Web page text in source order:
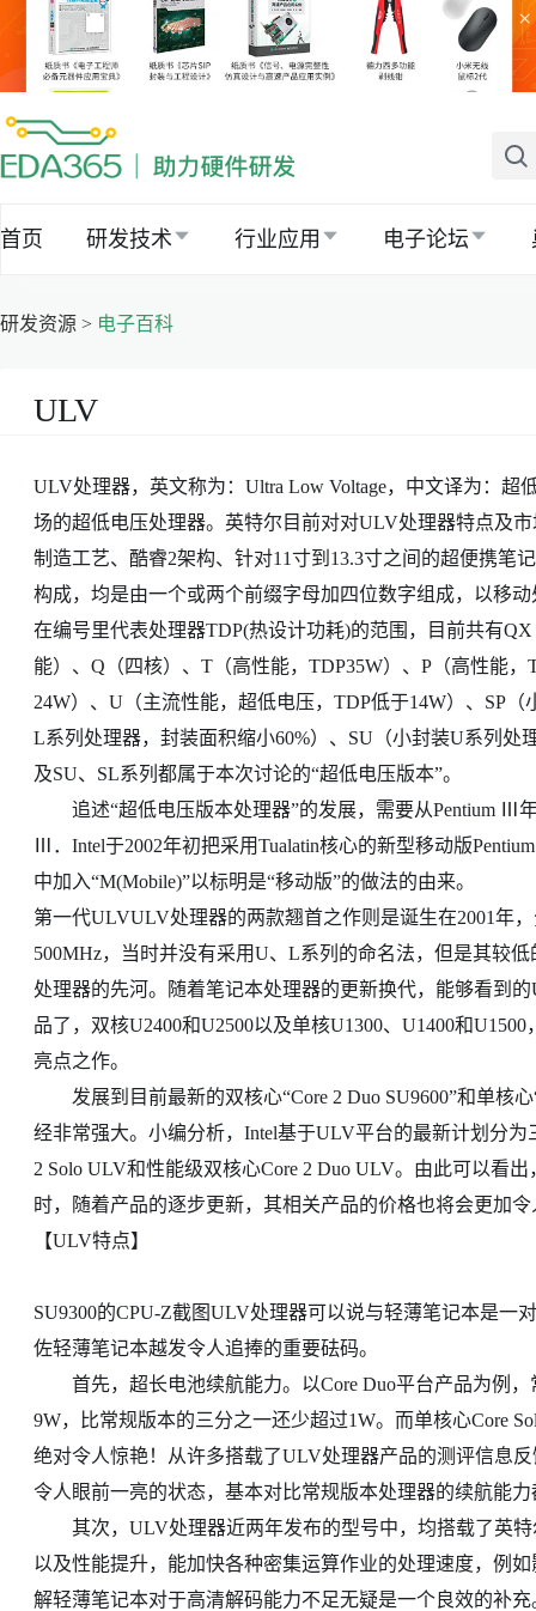
×
首页 研发技术 行业应用 电子论坛
研发资源 > 电子百科
ULV
ULV处理器，英文称为：Ultra Low Voltage，中文译为：
场的超低电压处理器。英特尔目前对对ULV处理器特点及
制造工艺、酷睿2架构、针对11寸到13.3寸之间的超便携笔
构成，均是由一个或两个前缀字母加四位数字组成，以移
在编号里代表处理器TDP(热设计功耗)的范围，目前共有
能）、Q（四核）、T（高性能，TDP35W）、P（高性能
24W）、U（主流性能，超低电压，TDP低于14W）、SP
L系列处理器，封装面积缩小60%）、SU（小封装U系列
及SU、SL系列都属于本次讨论的“超低电压版本”。
追述“超低电压版本处理器”的发展，需要从Pentium Ⅲ年
Ⅲ．Intel于2002年初把采用Tualatin核心的新型移动版
中加入“M(Mobile)”以标明是“移动版”的做法的由来。
第一代ULVULV处理器的两款翘首之作则是诞生在2001年
500MHz，当时并没有采用U、L系列的命名法，但是其较
处理器的先河。随着笔记本处理器的更新换代，能够看到
品了，双核U2400和U2500以及单核U1300、U1400和
亮点之作。
发展到目前最新的双核心“Core 2 Duo SU9600”和单核心
经非常强大。小编分析，Intel基于ULV平台的最新计划分
2 Solo ULV和性能级双核心Core 2 Duo ULV。由此可以看
时，随着产品的逐步更新，其相关产品的价格也将会更加
【ULV特点】
SU9300的CPU-Z截图ULV处理器可以说与轻薄笔记本是一
佐轻薄笔记本越发令人追捧的重要砝码。
首先，超长电池续航能力。以Core Duo平台产品为例，
9W，比常规版本的三分之一还少超过1W。而单核心Core
绝对令人惊艳！从许多搭载了ULV处理器产品的测评信息
令人眼前一亮的状态，基本对比常规版本处理器的续航能
其次，ULV处理器近两年发布的型号中，均搭载了英特
以及性能提升，能加快各种密集运算作业的处理速度，例
解轻薄笔记本对于高清解码能力不足无疑是一个良效的补充